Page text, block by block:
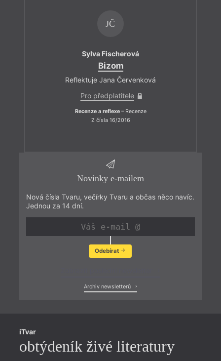
JČ
Sylva Fischerová
Bizom
Reflektuje Jana Červenková
Pro předplatitele
Recenze a reflexe– Recenze
Z čísla 16/2016
Novinky e-mailem
Nová čísla Tvaru, večírky Tvaru a občas něco navíc.
Jednou za 14 dní.
Odebírat
Archiv newsletterů
iTvar
obtýdeník živé literatury